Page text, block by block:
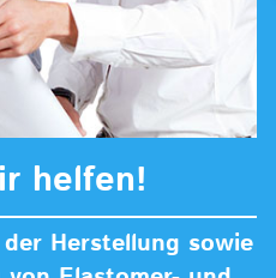
helfen!
Herstellung sowie